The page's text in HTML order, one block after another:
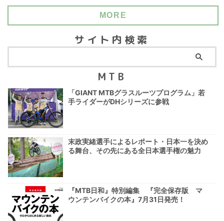
MORE
サイト内検索
MTB
「GIANT MTBグラスルーツプログラム」若
手ライダーがDHシリーズに参戦
末政実緒選手によるレポート・日本一を決め
る舞台、その先にある全日本選手権の魅力
『MTB日和』特別編集 『完全保存版 マ
ウンテンバイクの本』7月31日発売！